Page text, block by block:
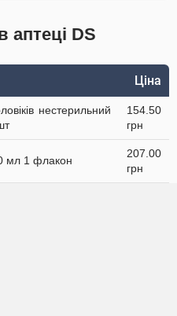
аптеці DS
Ціна
нестерильний
154.50
грн
мл 1 флакон
207.00
грн